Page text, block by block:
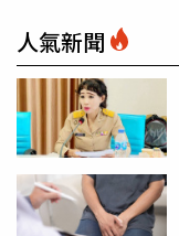
人氣新聞